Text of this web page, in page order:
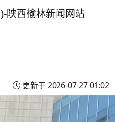
更新于 2026-07-27 01:02